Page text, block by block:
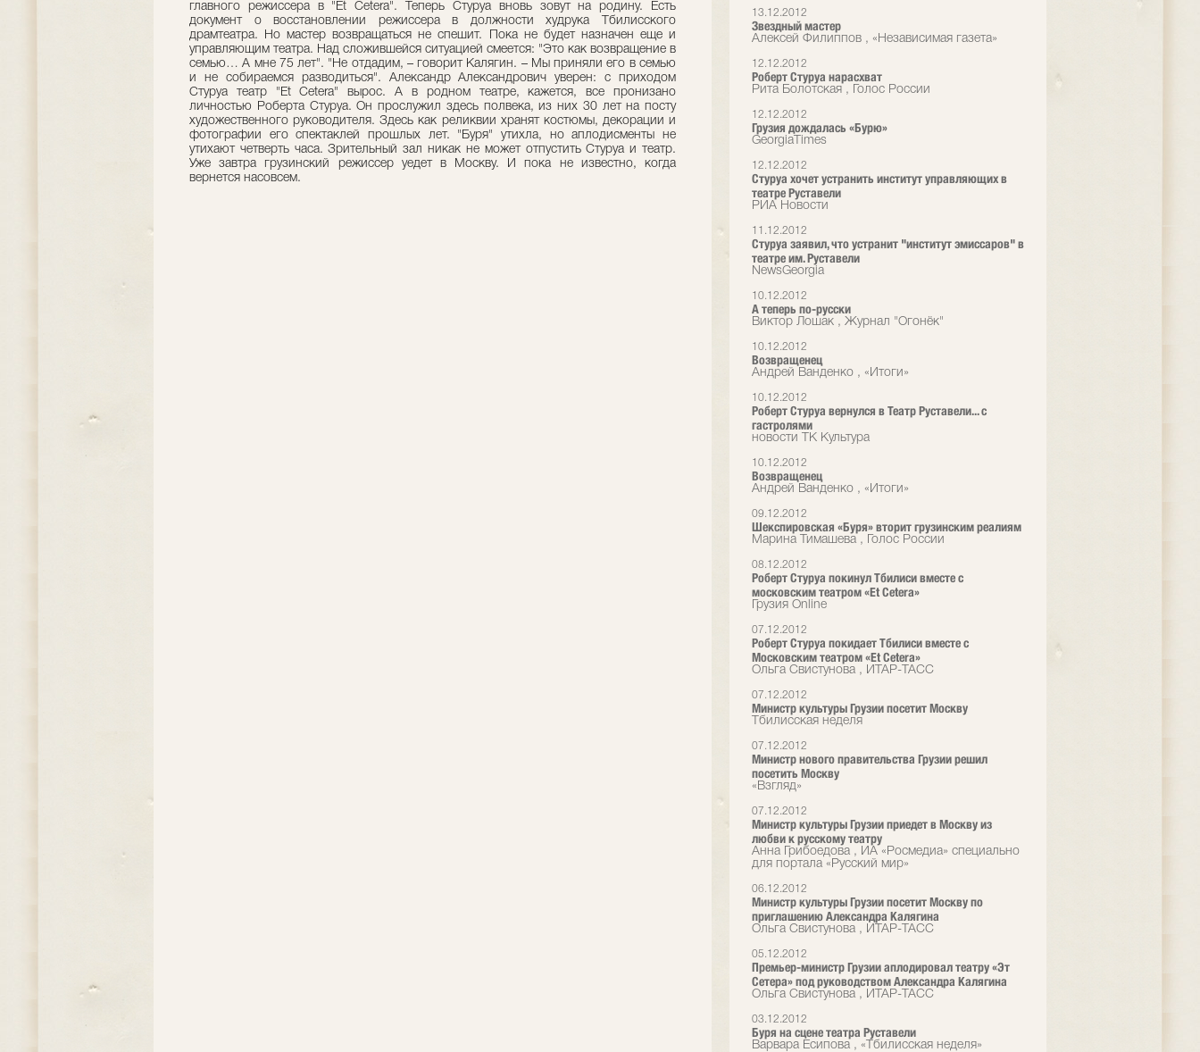
13.12.2012
Звездный мастер
Алексей Филиппов , «Независимая газета»
12.12.2012
Роберт Стуруа нарасхват
Рита Болотская , Голос России
12.12.2012
Грузия дождалась «Бурю»
GeorgiaTimes
12.12.2012
Стуруа хочет устранить институт управляющих в
театре Руставели
РИА Новости
11.12.2012
Стуруа заявил, что устранит "институт эмиссаров" в
театре им. Руставели
NewsGeorgia
10.12.2012
А теперь по-русски
Виктор Лошак , Журнал "Огонёк"
10.12.2012
Возвращенец
Андрей Ванденко , «Итоги»
10.12.2012
Роберт Стуруа вернулся в Театр Руставели... с
гастролями
новости ТК Культура
10.12.2012
Возвращенец
Андрей Ванденко , «Итоги»
09.12.2012
Шекспировская «Буря» вторит грузинским реалиям
Марина Тимашева , Голос России
08.12.2012
Роберт Стуруа покинул Тбилиси вместе с
московским театром «Et Cetera»
Грузия Online
07.12.2012
Роберт Стуруа покидает Тбилиси вместе с
Московским театром «Et Cetera»
Ольга Свистунова , ИТАР-ТАСС
07.12.2012
Министр культуры Грузии посетит Москву
Тбилисская неделя
07.12.2012
Министр нового правительства Грузии решил
посетить Москву
«Взгляд»
07.12.2012
Министр культуры Грузии приедет в Москву из
любви к русскому театру
Анна Грибоедова , ИА «Росмедиа» специально
для портала «Русский мир»
06.12.2012
Министр культуры Грузии посетит Москву по
приглашению Александра Калягина
Ольга Свистунова , ИТАР-ТАСС
05.12.2012
Премьер-министр Грузии аплодировал театру «Эт
Сетера» под руководством Александра Калягина
Ольга Свистунова , ИТАР-ТАСС
03.12.2012
Буря на сцене театра Руставели
Варвара Есипова , «Тбилисская неделя»
главного режиссера в "Et Cetera". Теперь Стуруа вновь зовут на родину. Есть
документ о восстановлении режиссера в должности худрука Тбилисского
драмтеатра. Но мастер возвращаться не спешит. Пока не будет назначен еще и
управляющим театра. Над сложившейся ситуацией смеется: "Это как возвращение в
семью… А мне 75 лет". "Не отдадим, – говорит Калягин. – Мы приняли его в семью
и не собираемся разводиться". Александр Александрович уверен: с приходом
Стуруа театр "Et Cetera" вырос. А в родном театре, кажется, все пронизано
личностью Роберта Стуруа. Он прослужил здесь полвека, из них 30 лет на посту
художественного руководителя. Здесь как реликвии хранят костюмы, декорации и
фотографии его спектаклей прошлых лет. "Буря" утихла, но аплодисменты не
утихают четверть часа. Зрительный зал никак не может отпустить Стуруа и театр.
Уже завтра грузинский режиссер уедет в Москву. И пока не известно, когда
вернется насовсем.